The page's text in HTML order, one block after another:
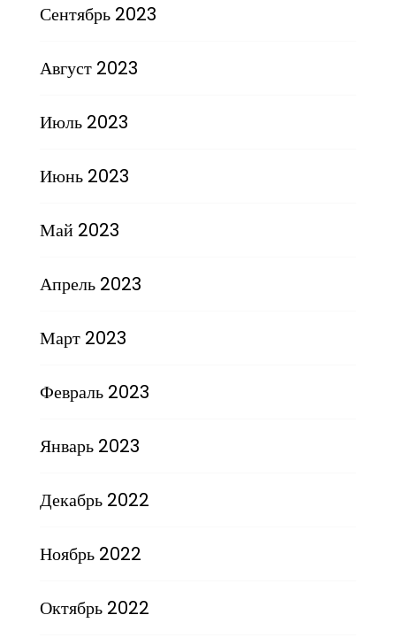
Сентябрь 2023
Август 2023
Июль 2023
Июнь 2023
Май 2023
Апрель 2023
Март 2023
Февраль 2023
Январь 2023
Декабрь 2022
Ноябрь 2022
Октябрь 2022